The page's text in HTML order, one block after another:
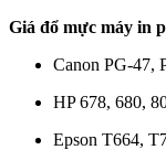
Giá đổ mực máy in
Canon PG-47,
HP 678, 680,
Epson T664,